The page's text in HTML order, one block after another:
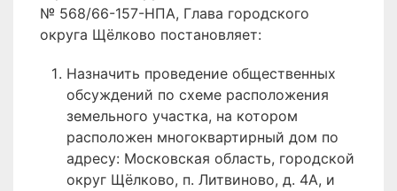
№ 568/66-157-НПА, Глава городского
округа Щёлково постановляет:
Назначить проведение общественных
обсуждений по схеме расположения
земельного участка, на котором
расположен многоквартирный дом по
адресу: Московская область, городской
округ Щёлково, п. Литвиново, д. 4А, и